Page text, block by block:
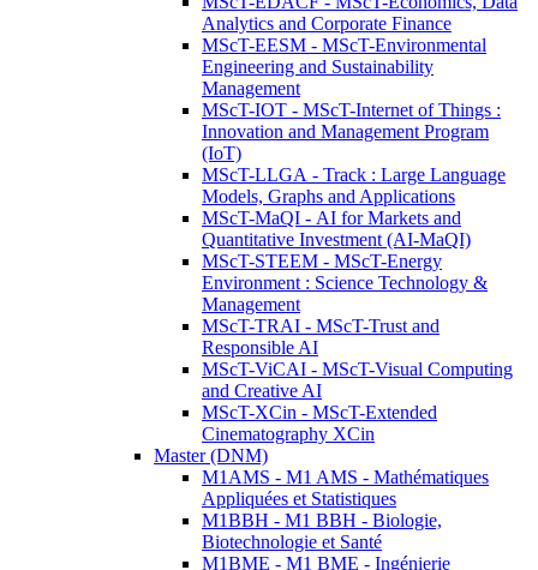
Analytics and Corporate Finance
MScT-EESM - MScT-Environmental
Engineering and Sustainability
Management
MScT-IOT - MScT-Internet of Things :
Innovation and Management Program
(IoT)
MScT-LLGA - Track : Large Language
Models, Graphs and Applications
MScT-MaQI - AI for Markets and
Quantitative Investment (AI-MaQI)
MScT-STEEM - MScT-Energy
Environment : Science Technology &
Management
MScT-TRAI - MScT-Trust and
Responsible AI
MScT-ViCAI - MScT-Visual Computing
and Creative AI
MScT-XCin - MScT-Extended
Cinematography XCin
Master (DNM)
M1AMS - M1 AMS - Mathématiques
Appliquées et Statistiques
M1BBH - M1 BBH - Biologie,
Biotechnologie et Santé
M1BME - M1 BME - Ingénierie